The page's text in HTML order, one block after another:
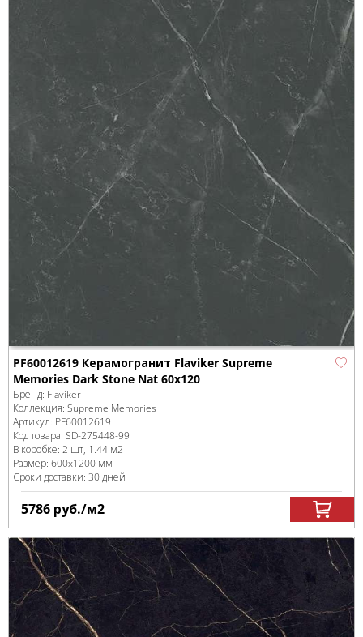
PF60012619 Керамогранит Flaviker Supreme
Memories Dark Stone Nat 60x120
Бренд: Flaviker
Коллекция: Supreme Memories
Артикул: PF60012619
Код товара: SD-275448-99
В коробке: 2 шт, 1.44 м2
Размер: 600x1200 мм
Сроки доставки: 30 дней
5786 руб./м2